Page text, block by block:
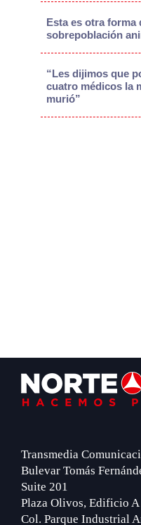
Esta es otra forma
sobrepoblación
“Les dijimos que
cuatro médicos la
murió”
Footer
Transmedia
Bulevar Tomás
Suite 201
Plaza Olivos, Edificio A
Col. Parque Industrial